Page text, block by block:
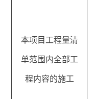
本项目工程量清
单范围内全部工
程内容的施工